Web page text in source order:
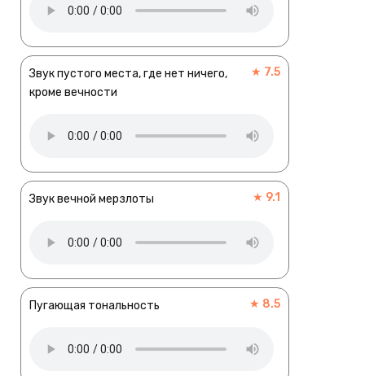
Звук пустого места, где нет ничего,
кроме вечности
★ 7.5
Звук вечной мерзлоты ★ 9.1
Пугающая тональность ★ 8.5